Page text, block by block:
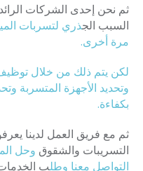
ثم نحن إحدى الشركات
السبب الجذري لتسربات
مرة أخرى.
لكن يتم ذلك من خلال توظيف
وتحديد الأجهزة المتسربة
بكفاءة.
ثم مع فريق العمل لدينا
التسريبات والشقوق وحل
التواصل معنا وطلب